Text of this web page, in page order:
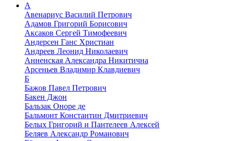
A
Авенариус Василий Петрович
Адамов Григорий Борисович
Аксаков Сергей Тимофеевич
Андерсен Ганс Христиан
Андреев Леонид Николаевич
Анненская Александра Никитична
Арсеньев Владимир Клавдиевич
Б
Бажов Павел Петрович
Бакен Джон
Бальзак Оноре де
Бальмонт Константин Дмитриевич
Белых Григорий и Пантелеев Алексей
Беляев Александр Романович